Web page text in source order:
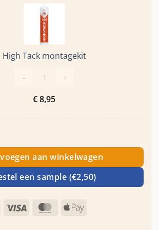
montagekit
High Tack montagekit
-
High Tack montagekit aantal
+
€8,95
270x60cm - Ebony aantal
aan winkelwagen
een sample (€2,50)
Bancontact
Visa MasterCard
Apple